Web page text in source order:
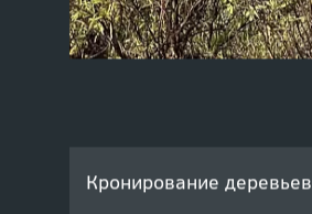
Кронирование деревьев